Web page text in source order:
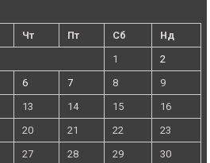
Чт Пт Сб
Нд
1
2
6 7 8
9
13 14 15
16
20 21 22
23
27 28 29 30